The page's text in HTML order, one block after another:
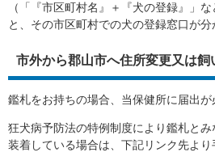
（「『市区町村名』＋『犬の登録』」
と、その市区町村での犬の登録窓口が分
市外から郡山市へ住所変更又は飼
鑑札をお持ちの場合、当保健所に届出が
狂犬病予防法の特例制度により鑑札と
装着している場合は、下記リンク先より